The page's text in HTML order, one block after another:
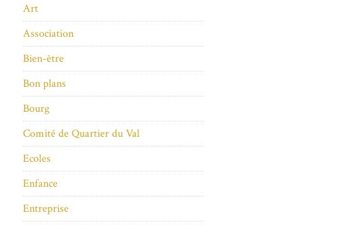
Art
Association
Bien-être
Bon plans
Bourg
Comité de Quartier du Val
Ecoles
Enfance
Entreprise